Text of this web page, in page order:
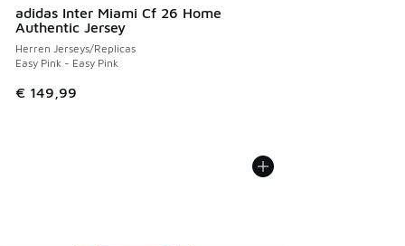
adidas Inter Miami Cf 26 Home
Authentic Jersey
Herren Jerseys/Replicas
Easy Pink - Easy Pink
€ 149,99